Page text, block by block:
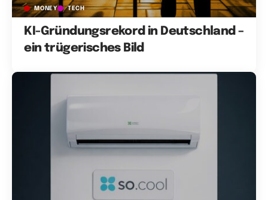
MONEY TECH
KI-Gründungsrekord in Deutschland –
ein trügerisches Bild